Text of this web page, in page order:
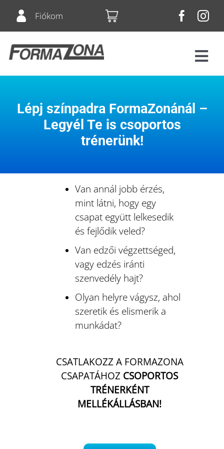
content
Fiókom
Bérletek
Lépj színpadra FormaZonánál –
Legyél Te is csoportos
trénerünk!
Van annál jobb érzés,
mint látni, hogy egy
csapat együtt lelkesedik
és fejlődik veled?
Van edzői végzettséged,
vagy edzés iránti
szenvedély hajt?
Olyan helyre vágysz, ahol
szeretik és elismerik a
munkádat?
CSATLAKOZZ A FORMAZONA
CSAPATÁHOZ CSOPORTOS
TRÉNERKÉNT
MELLÉKÁLLÁSBAN!